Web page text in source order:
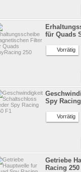
für Quads
Vorrätig
Spy
Vorrätig
Getriebe
Racing